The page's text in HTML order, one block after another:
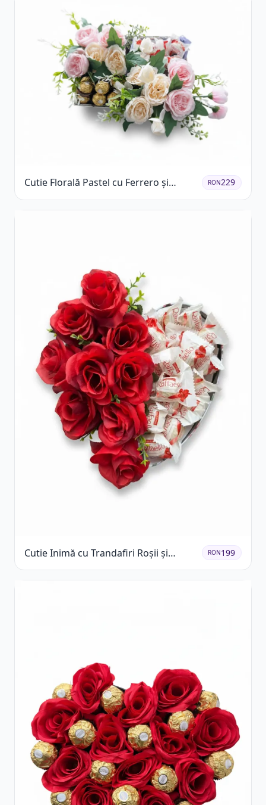
Cutie Florală Pastel cu Ferrero și
Raffaello
RON229
Cutie Inimă cu Trandafiri Roșii și
Raffaello
RON199